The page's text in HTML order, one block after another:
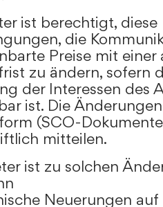
ist berechtigt, diese
die
Preise mit einer
zu ändern, sofern
der Interessen des
ist. Die
(SCO-
mitteilen.
ist zu solchen
Neuerungen